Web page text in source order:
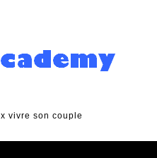
vivre son couple